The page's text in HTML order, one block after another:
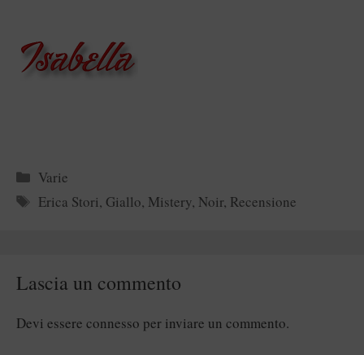
Categorie
Varie
Tag
Erica Stori, Giallo, Mistery, Noir, Recensione
Lascia un commento
Devi essere connesso per inviare un commento.